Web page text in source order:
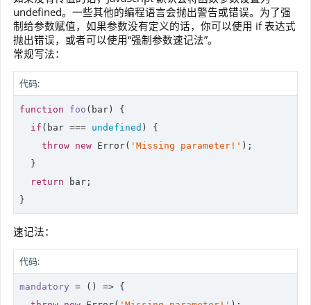
undefined。一些其他的编程语言会抛出警告或错误。为了强
制给参数赋值，如果参数没有定义的话，你可以使用 if 表达式
抛出错误，或者可以使用“强制参数速记法”。
常规写法：
代码:
function foo ( bar) {
if (bar === undefined ) {
throw new Error( 'Missing parameter!' );
  }
return bar;
}
速记法：
代码:
mandatory = () => {